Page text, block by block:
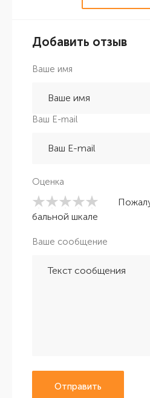
Добавить отзыв
Ваше имя
Ваш E-mail
Оценка
бальной шкале
Ваше сообщение
Отправить